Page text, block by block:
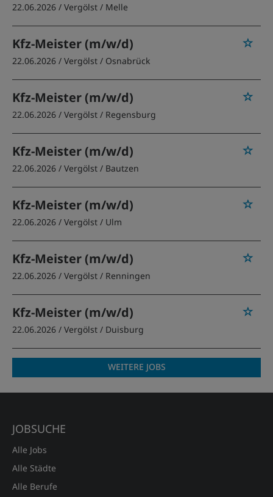
22.06.2026 / Vergölst / Melle
Kfz-Meister (m/w/d)
22.06.2026 / Vergölst / Osnabrück
Kfz-Meister (m/w/d)
22.06.2026 / Vergölst / Regensburg
Kfz-Meister (m/w/d)
22.06.2026 / Vergölst / Bautzen
Kfz-Meister (m/w/d)
22.06.2026 / Vergölst / Ulm
Kfz-Meister (m/w/d)
22.06.2026 / Vergölst / Renningen
Kfz-Meister (m/w/d)
22.06.2026 / Vergölst / Duisburg
WEITERE JOBS
JOBSUCHE
Alle Jobs
Alle Städte
Alle Berufe